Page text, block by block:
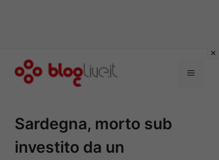
Menu
Sardegna, morto sub
investito da un